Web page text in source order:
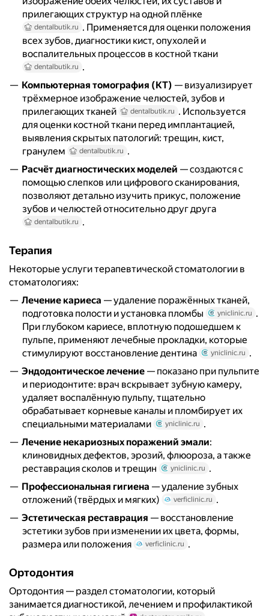
прилегающих структур на одной плёнке
dentalbutik.ru . Применяется для оценки положения
всех зубов, диагностики кист, опухолей и
воспалительных процессов в костной ткани
dentalbutik.ru .
Компьютерная томография (КТ) — визуализирует
трёхмерное изображение челюстей, зубов и
прилегающих тканей
dentalbutik.ru . Используется
для оценки костной ткани перед имплантацией,
выявления скрытых патологий: трещин, кист,
гранулем
dentalbutik.ru .
Расчёт диагностических моделей — создаются с
помощью слепков или цифрового сканирования,
позволяют детально изучить прикус, положение
зубов и челюстей относительно друг друга
dentalbutik.ru .
Терапия
Некоторые услуги терапевтической стоматологии в
стоматологиях:
Лечение кариеса — удаление поражённых тканей,
подготовка полости и установка пломбы
yniclinic.ru .
При глубоком кариесе, вплотную подошедшем к
пульпе, применяют лечебные прокладки, которые
стимулируют восстановление дентина
yniclinic.ru .
Эндодонтическое лечение — показано при пульпите
и периодонтите: врач вскрывает зубную камеру,
удаляет воспалённую пульпу, тщательно
обрабатывает корневые каналы и пломбирует их
специальными материалами
yniclinic.ru .
Лечение некариозных поражений эмали:
клиновидных дефектов, эрозий, флюороза, а также
реставрация сколов и трещин
yniclinic.ru .
Профессиональная гигиена — удаление зубных
отложений (твёрдых и мягких)
verficlinic.ru .
Эстетическая реставрация — восстановление
эстетики зубов при изменении их цвета, формы,
размера или положения
verficlinic.ru .
Ортодонтия
Ортодонтия — раздел стоматологии, который
занимается диагностикой, лечением и профилактикой